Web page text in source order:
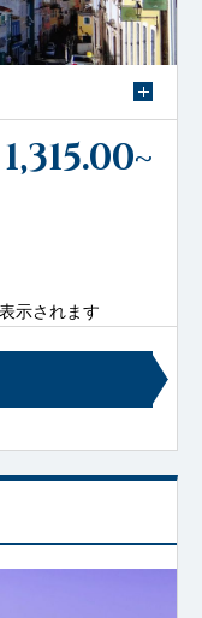
1,315.00~
示されます